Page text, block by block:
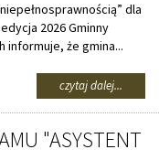
dla
2026 Gminny
informuje, że gmina...
czytaj dalej...
temat:
DO
"ASYSTENT